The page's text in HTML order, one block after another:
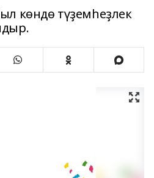
көндө түҙемһеҙлек